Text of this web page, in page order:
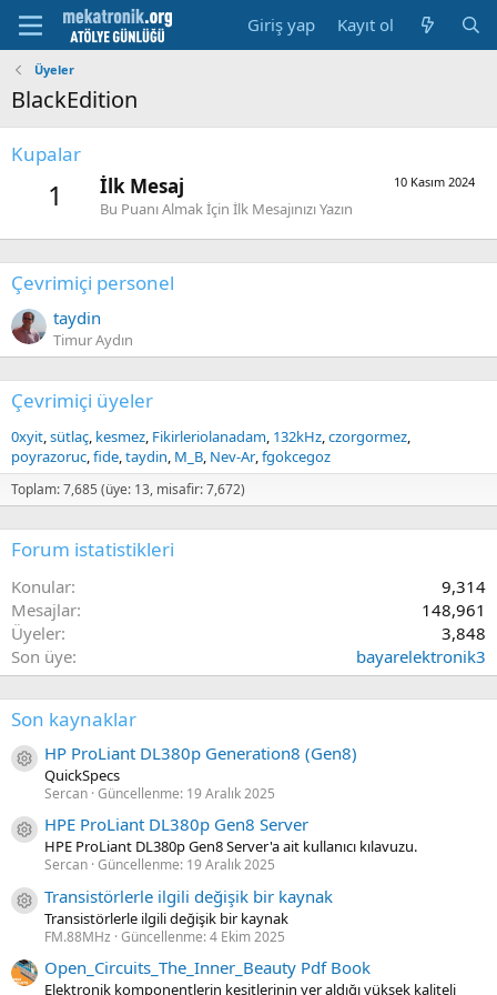
Giriş yap Kayıt ol
Üyeler
BlackEdition
Kupalar
1 10 Kasım 2024
İlk Mesaj
Bu Puanı Almak İçin İlk Mesajınızı Yazın
Çevrimiçi personel
taydin
Timur Aydın
Çevrimiçi üyeler
0xyit sütlaç kesmez Fikirleriolanadam 132kHz czorgormez
poyrazoruc fide taydin M_B Nev-Ar fgokcegoz
Toplam: 7,685 (üye: 13, misafir: 7,672)
Forum istatistikleri
Konular
9,314
Mesajlar
148,961
Üyeler
3,848
Son üye
bayarelektronik3
Son kaynaklar
Kaynak ikon/amblem
HP ProLiant DL380p Generation8 (Gen8)
QuickSpecs
Sercan Güncellenme: 19 Aralık 2025
Kaynak ikon/amblem
HPE ProLiant DL380p Gen8 Server
HPE ProLiant DL380p Gen8 Server'a ait kullanıcı kılavuzu.
Sercan Güncellenme: 19 Aralık 2025
Kaynak ikon/amblem
Transistörlerle ilgili değişik bir kaynak
Transistörlerle ilgili değişik bir kaynak
FM.88MHz Güncellenme:4 Ekim 2025
Open_Circuits_The_Inner_Beauty Pdf Book
Elektronik komponentlerin kesitlerinin yer aldığı yüksek kaliteli